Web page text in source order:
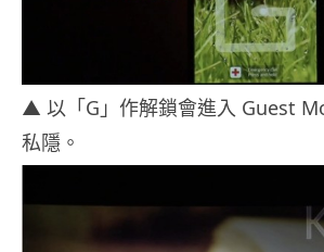
▲ 以「G」作解鎖會進入 Guest
私隱。